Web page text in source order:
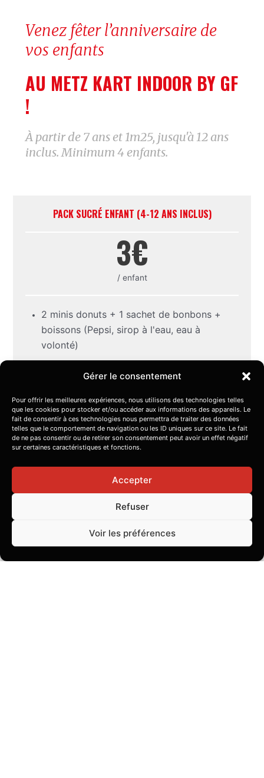
Gérer le consentement
Pour offrir les meilleures expériences, nous utilisons des technologies telles
que les cookies pour stocker et/ou accéder aux informations des appareils. Le
fait de consentir à ces technologies nous permettra de traiter des données
telles que le comportement de navigation ou les ID uniques sur ce site. Le fait
de ne pas consentir ou de retirer son consentement peut avoir un effet négatif
sur certaines caractéristiques et fonctions.
Accepter
Refuser
Voir les préférences
Venez fêter l’anniversaire de
vos enfants
AU METZ KART INDOOR BY GF
!
À partir de 7 ans et 1m25, jusqu'à 12 ans
inclus. Minimum 4 enfants.
PACK SUCRÉ ENFANT (4-12 ANS INCLUS)
3€
/ enfant
2 minis donuts + 1 sachet de bonbons +
boissons (Pepsi, sirop à l'eau, eau à
volonté)
PACK SUCRÉ ADO (13-16 ANS INCLUS)
5€
1 gaufre nutella + 1 sachet de bonbons + boissons